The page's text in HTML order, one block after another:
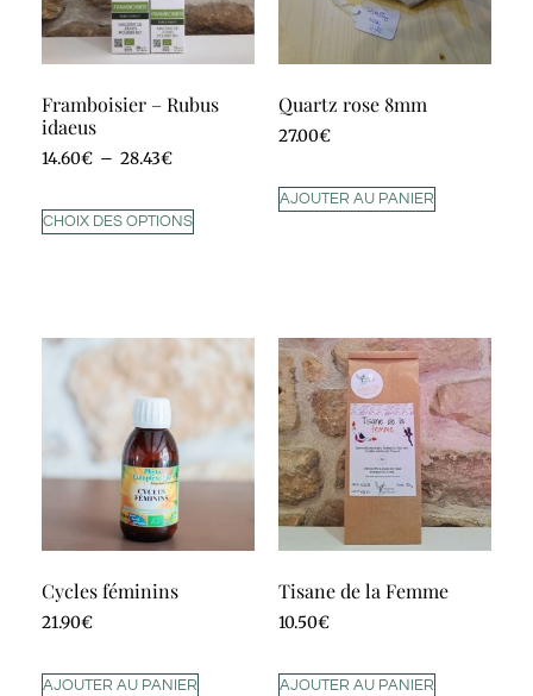
Framboisier – Rubus
idaeus
14.60€ – 28.43€
CHOIX DES OPTIONS
Quartz rose 8mm
27.00€
AJOUTER AU PANIER
Cycles féminins
21.90€
AJOUTER AU PANIER
Tisane de la Femme
10.50€
AJOUTER AU PANIER